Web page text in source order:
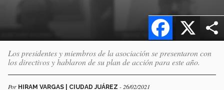
X
Facebook
Los presidentes y miembros de la asociación se presentaron con
los directivos y hablaron de su plan de acción para este año.
Por HIRAM VARGAS | CIUDAD JUÁREZ - 26/02/2021